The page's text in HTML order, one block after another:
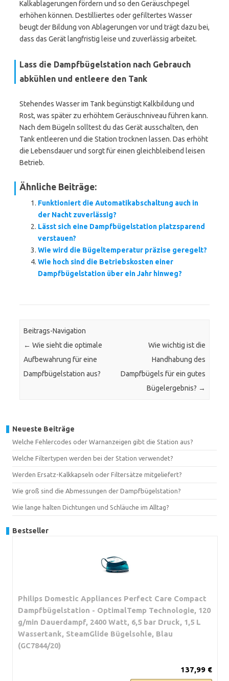
Kalkablagerungen fördern und so den Geräuschpegel
erhöhen können. Destilliertes oder gefiltertes Wasser
beugt der Bildung von Ablagerungen vor und trägt dazu bei,
dass das Gerät langfristig leise und zuverlässig arbeitet.
Lass die Dampfbügelstation nach Gebrauch
abkühlen und entleere den Tank
Stehendes Wasser im Tank begünstigt Kalkbildung und
Rost, was später zu erhöhtem Geräuschniveau führen kann.
Nach dem Bügeln solltest du das Gerät ausschalten, den
Tank entleeren und die Station trocknen lassen. Das erhöht
die Lebensdauer und sorgt für einen gleichbleibend leisen
Betrieb.
Ähnliche Beiträge:
Funktioniert die Automatikabschaltung auch in
der Nacht zuverlässig?
Lässt sich eine Dampfbügelstation platzsparend
verstauen?
Wie wird die Bügeltemperatur präzise geregelt?
Wie hoch sind die Betriebskosten einer
Dampfbügelstation über ein Jahr hinweg?
Beitrags-Navigation
← Wie sieht die optimale
Aufbewahrung für eine
Dampfbügelstation aus?
Wie wichtig ist die
Handhabung des
Dampfbügels für ein gutes
Bügelergebnis? →
Neueste Beiträge
Welche Fehlercodes oder Warnanzeigen gibt die Station aus?
Welche Filtertypen werden bei der Station verwendet?
Werden Ersatz-Kalkkapseln oder Filtersätze mitgeliefert?
Wie groß sind die Abmessungen der Dampfbügelstation?
Wie lange halten Dichtungen und Schläuche im Alltag?
Bestseller
Philips Domestic Appliances Perfect Care Compact
Dampfbügelstation - OptimalTemp Technologie, 120
g/min Dauerdampf, 2400 Watt, 6,5 bar Druck, 1,5 L
Wassertank, SteamGlide Bügelsohle, Blau
(GC7844/20)
137,99 €